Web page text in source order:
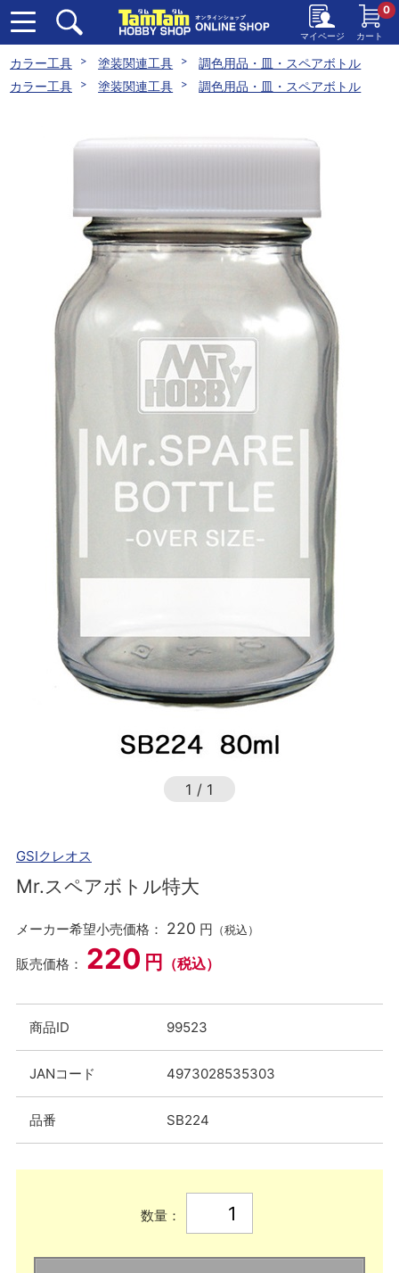
マイページ カート
0
カラー工具 塗装関連工具
調色用品・皿・スペアボトル
カラー工具
塗装関連工具 調色用品・皿・スペアボトル
1 / 1
GSIクレオス
Mr.スペアボトル特大
メーカー希望小売価格： 220 円 （税込）
販売価格： 220 円 （税込）
商品ID 99523
JANコード 4973028535303
品番 SB224
数量：